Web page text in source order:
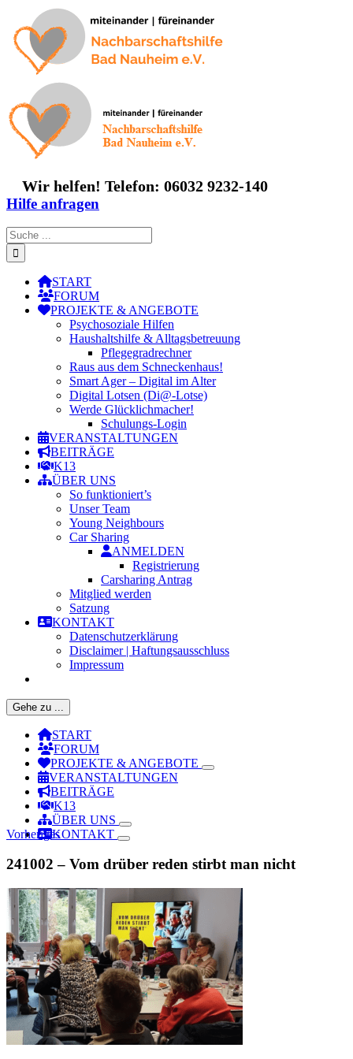
Inhalt
springen
Wir helfen! Telefon: 06032 9232-140
Hilfe anfragen
Suche
nach:
START
FORUM
PROJEKTE & ANGEBOTE
Psychosoziale Hilfen
Haushaltshilfe & Alltagsbetreuung
Pflegegradrechner
Raus aus dem Schneckenhaus!
Smart Ager – Digital im Alter
Digital Lotsen (Di@-Lotse)
Werde Glücklichmacher!
Schulungs-Login
VERANSTALTUNGEN
BEITRÄGE
K13
ÜBER UNS
So funktioniert’s
Unser Team
Young Neighbours
Car Sharing
ANMELDEN
Registrierung
Carsharing Antrag
Mitglied werden
Satzung
KONTAKT
Datenschutzerklärung
Disclaimer | Haftungsausschluss
Impressum
Gehe zu ...
START
FORUM
PROJEKTE & ANGEBOTE
VERANSTALTUNGEN
BEITRÄGE
K13
ÜBER UNS
KONTAKT
Vorheriges
241002 – Vom drüber reden stirbt man nicht